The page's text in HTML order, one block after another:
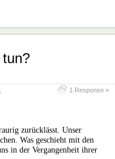
1 Response »
zurücklässt. Unser
Was geschieht mit den
in der Vergangenheit ihrer